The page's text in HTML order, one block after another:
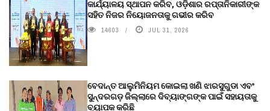
କାର୍ଯ୍ୟାଳୟ ସ୍ଥାପନ କରିବ, ଓଡ଼ିଶାର ରପ୍ତାନିକାରୀଙ୍କ
ସହିତ ନିଜର ନିୟୋଜନତାକୁ ଗଭୀର କରିବ
14603 JUL 31, 2026
ବେଦାନ୍ତ ଆଲୁମିନିୟମ କୋଇଲା ଖଣି ଝାରସୁଗୁଡା ଏବଂ
ସୁନ୍ଦରଗଡ଼ ଜିଲ୍ଲାରେ ଦିବ୍ୟାଙ୍ଗଙ୍କ ପାଇଁ ସହାୟତାକୁ
ବ୍ୟାପକ କରିଛି